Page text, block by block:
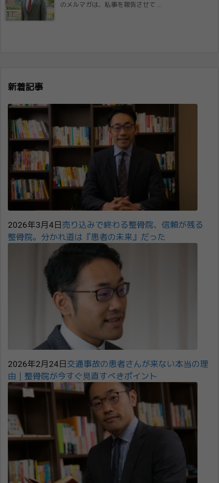
のメルマガは、私事を報告させて ...
新着記事
2026年3月4日 売り込みで終わる整骨院、信頼が残る
整骨院。分かれ道は『患者の未来』だった
2026年2月24日 交通事故の患者さんが来ない本当の理
由｜整骨院が今すぐ見直すべきポイント